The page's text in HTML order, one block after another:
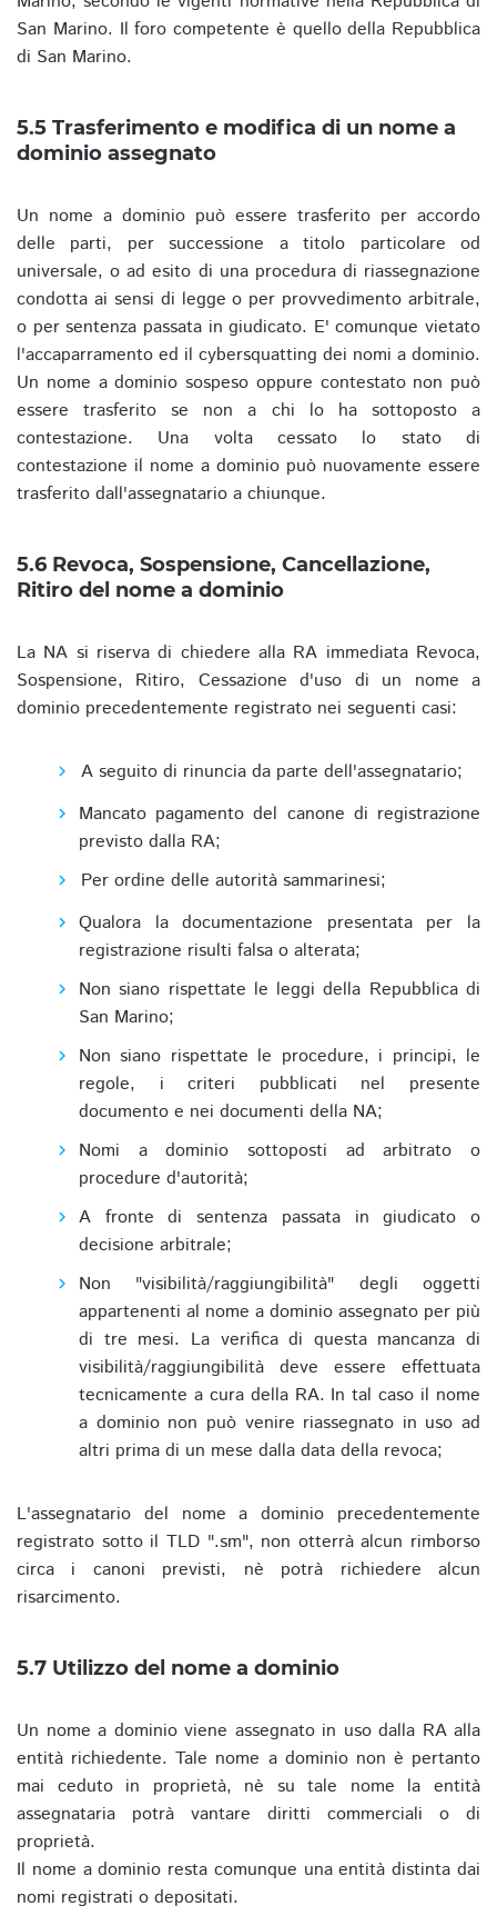
San Marino. Il foro competente è quello della Repubblica
di San Marino.
5.5 Trasferimento e modifica di un nome a
dominio assegnato
Un nome a dominio può essere trasferito per accordo
delle parti, per successione a titolo particolare od
universale, o ad esito di una procedura di riassegnazione
condotta ai sensi di legge o per provvedimento arbitrale,
o per sentenza passata in giudicato. E' comunque vietato
l'accaparramento ed il cybersquatting dei nomi a dominio.
Un nome a dominio sospeso oppure contestato non può
essere trasferito se non a chi lo ha sottoposto a
contestazione. Una volta cessato lo stato di
contestazione il nome a dominio può nuovamente essere
trasferito dall'assegnatario a chiunque.
5.6 Revoca, Sospensione, Cancellazione,
Ritiro del nome a dominio
La NA si riserva di chiedere alla RA immediata Revoca,
Sospensione, Ritiro, Cessazione d'uso di un nome a
dominio precedentemente registrato nei seguenti casi:
A seguito di rinuncia da parte dell'assegnatario;
Mancato pagamento del canone di registrazione
previsto dalla RA;
Per ordine delle autorità sammarinesi;
Qualora la documentazione presentata per la
registrazione risulti falsa o alterata;
Non siano rispettate le leggi della Repubblica di
San Marino;
Non siano rispettate le procedure, i principi, le
regole, i criteri pubblicati nel presente
documento e nei documenti della NA;
Nomi a dominio sottoposti ad arbitrato o
procedure d'autorità;
A fronte di sentenza passata in giudicato o
decisione arbitrale;
Non "visibilità/raggiungibilità" degli oggetti
appartenenti al nome a dominio assegnato per più
di tre mesi. La verifica di questa mancanza di
visibilità/raggiungibilità deve essere effettuata
tecnicamente a cura della RA. In tal caso il nome
a dominio non può venire riassegnato in uso ad
altri prima di un mese dalla data della revoca;
L'assegnatario del nome a dominio precedentemente
registrato sotto il TLD ".sm", non otterrà alcun rimborso
circa i canoni previsti, nè potrà richiedere alcun
risarcimento.
5.7 Utilizzo del nome a dominio
Un nome a dominio viene assegnato in uso dalla RA alla
entità richiedente. Tale nome a dominio non è pertanto
mai ceduto in proprietà, nè su tale nome la entità
assegnataria potrà vantare diritti commerciali o di
proprietà.
Il nome a dominio resta comunque una entità distinta dai
nomi registrati o depositati.